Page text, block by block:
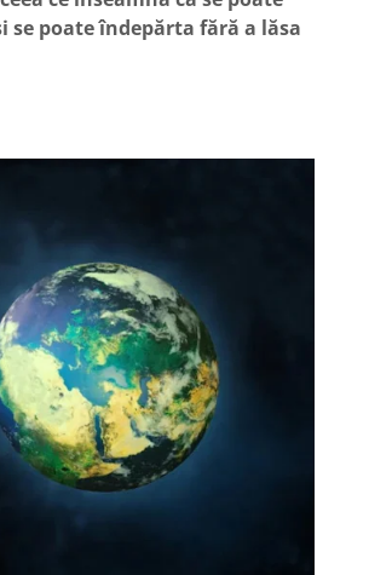
se poate îndepărta fără a lăsa